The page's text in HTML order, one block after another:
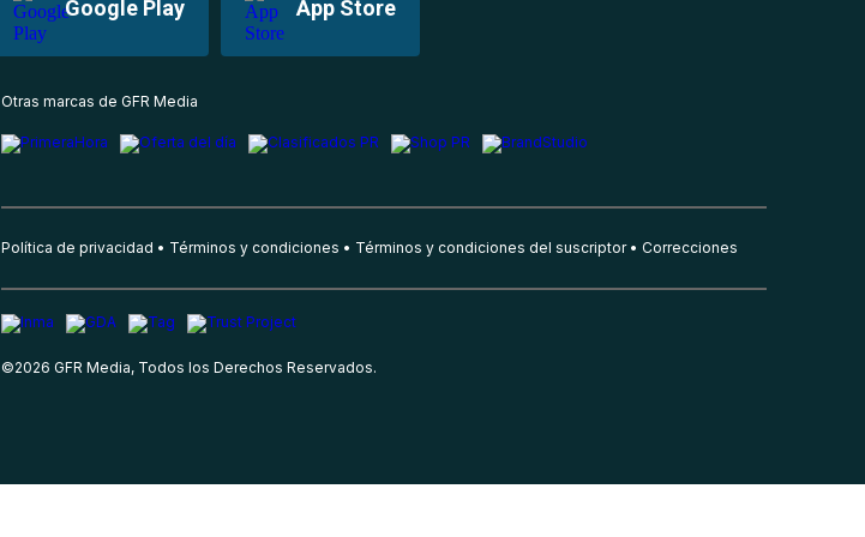
Google Play App Store
Otras marcas de GFR Media
Política de privacidad Términos y condiciones Términos y condiciones del suscriptor Correcciones
©2026 GFR Media, Todos los Derechos Reservados.